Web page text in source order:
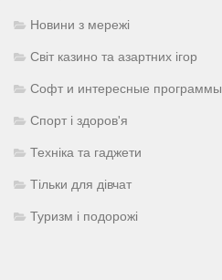
Новини з мережі
Світ казино та азартних ігор
Софт и интересные программы
Спорт і здоров'я
Техніка та гаджети
Тільки для дівчат
Туризм і подорожі